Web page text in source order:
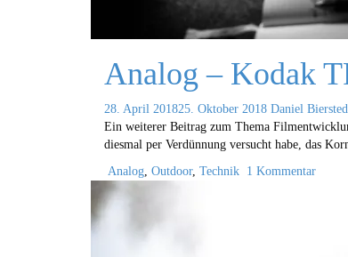
Analog – Kodak
28. April 201825. Oktober 2018 Daniel
Ein weiterer Beitrag zum Thema
diesmal per Verdünnung versucht habe, das
Analog, Outdoor, Technik 1 Kommentar